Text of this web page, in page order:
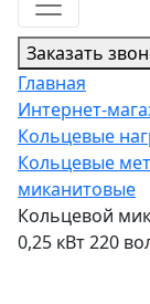
Заказать
Главная
Интернет-
Кольцевые
Кольцевые
миканитовые
Кольцевой
0,25 кВт 220